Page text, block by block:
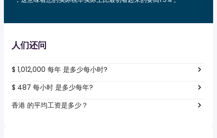
人们还问
$ 1,012,000 每年 是多少每小时?
$ 487 每小时 是多少每年?
香港 的平均工资是多少？